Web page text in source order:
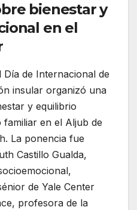
bienestar y
en el
de Internacional de
insular organizó una
y equilibrio
en el Aljub de
La ponencia fue
Castillo Gualda,
de Yale Center
profesora de la